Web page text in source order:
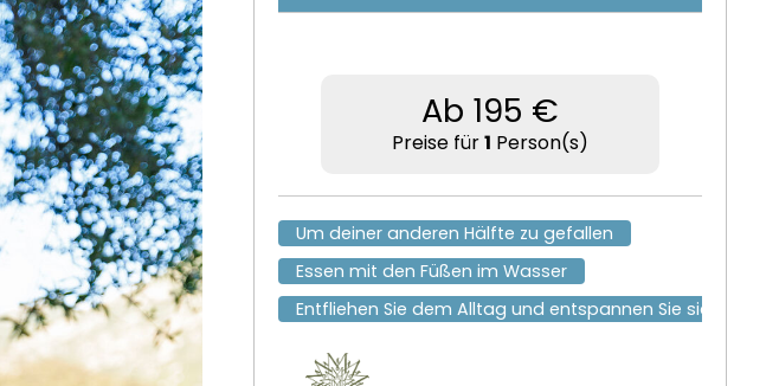
Ab 195 €
Preise für1 Person(s)
Um deiner anderen Hälfte zu gefallen
Essen mit den Füßen im Wasser
Entfliehen Sie dem Alltag und entspannen Sie sich